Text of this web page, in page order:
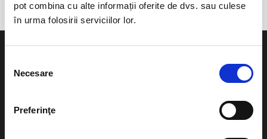
pot combina cu alte informații oferite de dvs. sau culese
în urma folosirii serviciilor lor.
consimțământului
Necesare
Preferinţe